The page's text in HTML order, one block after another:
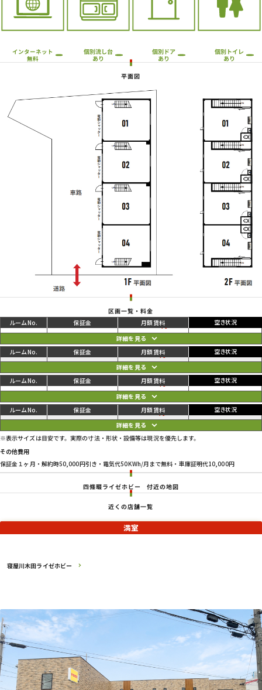
インターネット
無料
個別流し台
あり
個別ドア
あり
個別トイレ
あり
平面図
区画一覧・料金
01 94,600円 100,100円 ご利用中
02 89,100円 94,600円 ご利用中
03 89,100円 94,600円 ご利用中
04 92,400円 97,900円 ご利用中
※表示サイズは目安です。実際の寸法・形状・設備等は現況を優先します。
その他費用
保証金１ヶ月・解約時50,000円引き・電気代50KWh/月まで無料・車庫証明代10,000円
四條畷ライゼホビー 付近の地図
近くの店舗一覧
寝屋川木田ライゼホビー
満室